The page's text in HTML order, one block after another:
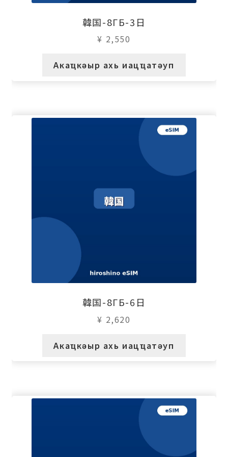
韓国-8ГБ-3日
¥ 2,550
Акаҵкәыр ахь иацҵатәуп
韓国-8ГБ-6日
¥ 2,620
Акаҵкәыр ахь иацҵатәуп